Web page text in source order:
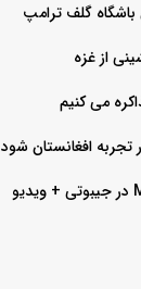
گلف ترامپ
از غزه
می کنیم
تجربه افغانستان شود